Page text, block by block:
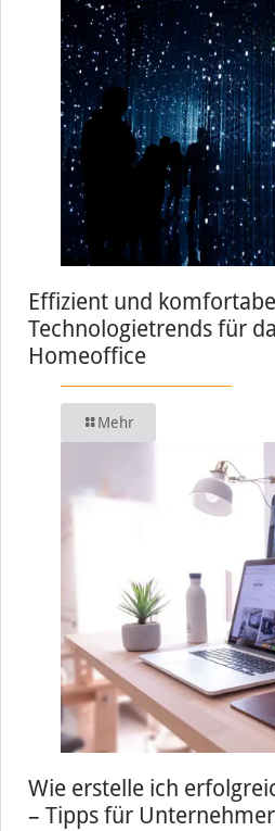
Effizient und
Technologietrends für
Homeoffice
Mehr
Wie erstelle ich
– Tipps für Unternehmer